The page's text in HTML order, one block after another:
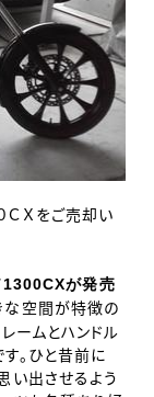
ＣＸをご売却い
が発売
な空間が特徴の
ームとハンドル
。ひと昔前に
い出させるよう